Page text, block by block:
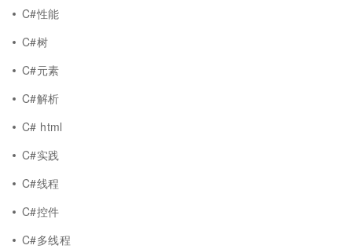
C#性能
C#树
C#元素
C#解析
C# html
C#实践
C#线程
C#控件
C#多线程